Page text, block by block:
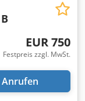
EUR 750
Festpreis zzgl. MwSt.
Anrufen